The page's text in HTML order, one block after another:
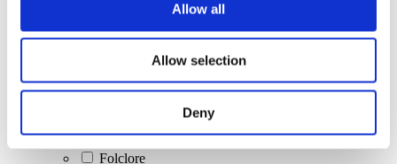
Allow all
Allow selection
Deny
Música clássica
Música pop
música israelense
Folclore